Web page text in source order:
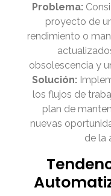
Problema:
proyecto de
rendimiento o
obsolescencia y
Solución:
los flujos de
plan de
nuevas
de la